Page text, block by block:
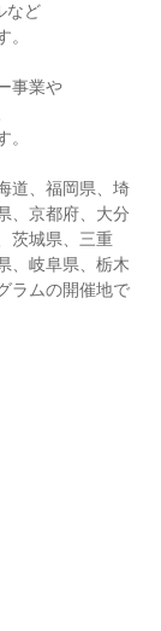
など
事業や
。
道、福岡県、埼
、京都府、大分
茨城県、三重
、岐阜県、栃木
ラムの開催地で